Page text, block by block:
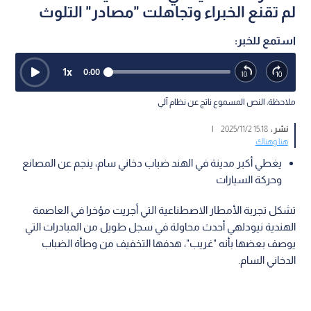
لم تقنع الخبراء وتجاهلت "مصادر" التلوث
استمع للخبر:
0:00
1x
ملاحظة: النص المسموع ناتج عن نظام آلي
نشر :15:18 2025/11/2
|
هنا وهناك
يغطي أكبر مدينة في الهند ضباب دخاني سام، ينجم عن المصانع
وحركة السيارات
تشكل تجربة الأمطار الاصطناعية التي أجريت مؤخرا في العاصمة
الهندية نيودلهي أحدث محاولة في سجل طويل من المبادرات التي
يوصف بعضها بأنه "غريب"، هدفها التخفيف من وطأة الضباب
الدخاني السام.